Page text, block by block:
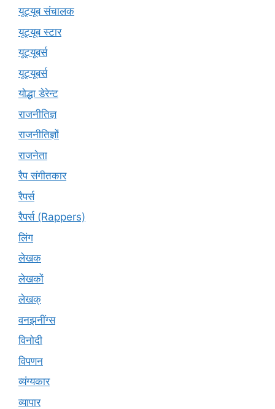
यूट्यूब संचालक
यूट्यूब स्टार
यूट्‍यूबर्स
यूट्यूबर्स
योद्धा डेरेन्ट
राजनीतिज्ञ
राजनीतिज्ञों
राजनेता
रैप संगीतकार
रैपर्स
रैपर्स (Rappers)
लिंग
लेखक
लेखकों
लेखक्
वनझनींग्स
विनोदी
विपणन
व्यंग्यकार
व्यापार